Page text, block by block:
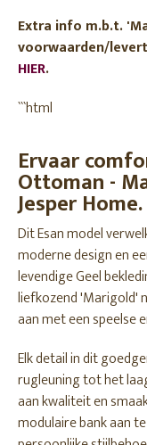
Extra info m.b.t.
voorwaarden/
HIER.
```html
Ervaar
Ottoman -
Jesper Home.
Dit Esan model
moderne design en
levendige Geel
liefkozend 'Marigold'
aan met een speelse
Elk detail in dit
rugleuning tot het
aan kwaliteit en
modulaire bank aan